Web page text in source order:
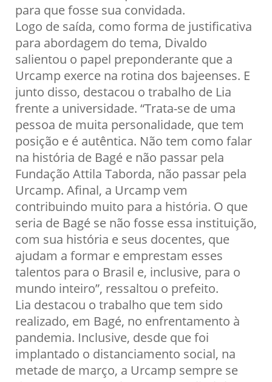
para que fosse sua convidada.
Logo de saída, como forma de justificativa
para abordagem do tema, Divaldo
salientou o papel preponderante que a
Urcamp exerce na rotina dos bajeenses. E
junto disso, destacou o trabalho de Lia
frente a universidade. “Trata-se de uma
pessoa de muita personalidade, que tem
posição e é autêntica. Não tem como falar
na história de Bagé e não passar pela
Fundação Attila Taborda, não passar pela
Urcamp. Afinal, a Urcamp vem
contribuindo muito para a história. O que
seria de Bagé se não fosse essa instituição,
com sua história e seus docentes, que
ajudam a formar e emprestam esses
talentos para o Brasil e, inclusive, para o
mundo inteiro”, ressaltou o prefeito.
Lia destacou o trabalho que tem sido
realizado, em Bagé, no enfrentamento à
pandemia. Inclusive, desde que foi
implantado o distanciamento social, na
metade de março, a Urcamp sempre se